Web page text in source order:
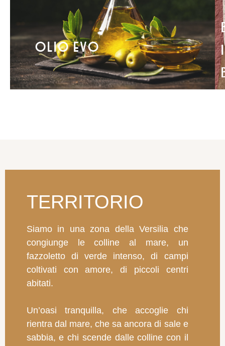
OLIO EVO
TERRITORIO
Siamo in una zona della Versilia che
congiunge le colline al mare, un
fazzoletto di verde intenso, di campi
coltivati con amore, di piccoli centri
abitati.
Un’oasi tranquilla, che accoglie chi
rientra dal mare, che sa ancora di sale e
sabbia, e chi scende dalle colline con il